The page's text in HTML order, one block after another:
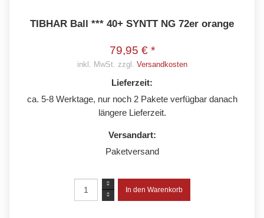
TIBHAR Ball *** 40+ SYNTT NG 72er orange
79,95 € *
inkl. MwSt. zzgl. Versandkosten
Lieferzeit:
ca. 5-8 Werktage, nur noch 2 Pakete verfügbar danach
längere Lieferzeit.
Versandart:
Paketversand